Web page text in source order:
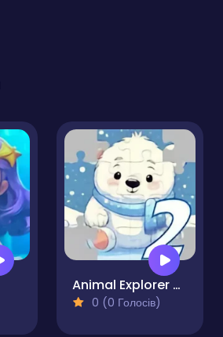
Animal Explorer 2 Puzzle Game
0 (0 Голосів)